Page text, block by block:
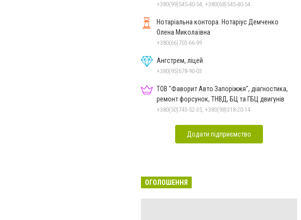
+380(99)545-40-54, +380(68)545-40-54
Нотаріальна контора. Нотаріус Демченко
Олена Миколаївна
+380(66)703-66-99
Ангстрем, ліцей
+380(95)678-90-03
ТОВ "Фаворит Авто Запоріжжя", діагностика,
ремонт форсунок, ТНВД, БЦ та ГБЦ двигунів
+380(50)743-52-35, +380(98)318-20-14
Додати підприємство
ОГОЛОШЕННЯ